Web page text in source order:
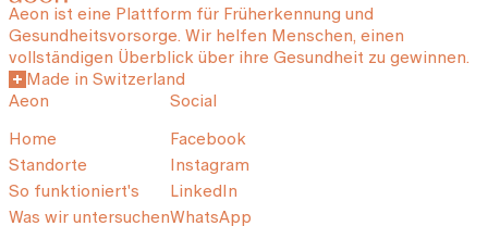
Aeon ist eine Plattform für Früherkennung und
Gesundheitsvorsorge. Wir helfen Menschen, einen
vollständigen Überblick über ihre Gesundheit zu gewinnen.
Made in Switzerland
Aeon
Home
Standorte
So funktioniert's
Was wir untersuchen
Social
Facebook
Instagram
LinkedIn
WhatsApp